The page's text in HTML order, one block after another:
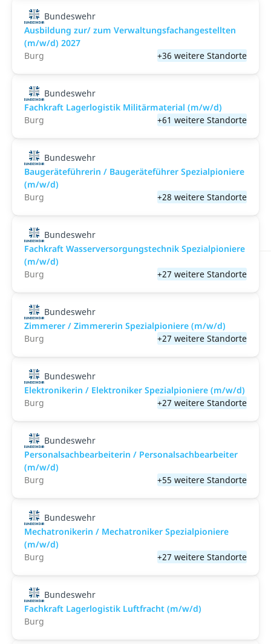
Bundeswehr
Ausbildung zur/ zum Verwaltungsfachangestellten
(m/w/d) 2027
Burg
+36 weitere Standorte
Bundeswehr
Fachkraft Lagerlogistik Militärmaterial (m/w/d)
Burg
+61 weitere Standorte
Bundeswehr
Baugeräteführerin / Baugeräteführer Spezialpioniere
(m/w/d)
Burg
+28 weitere Standorte
Bundeswehr
Fachkraft Wasserversorgungstechnik Spezialpioniere
(m/w/d)
Burg
+27 weitere Standorte
Bundeswehr
Zimmerer / Zimmererin Spezialpioniere (m/w/d)
Burg
+27 weitere Standorte
Bundeswehr
Elektronikerin / Elektroniker Spezialpioniere (m/w/d)
Burg
+27 weitere Standorte
Bundeswehr
Personalsachbearbeiterin / Personalsachbearbeiter
(m/w/d)
Burg
+55 weitere Standorte
Bundeswehr
Mechatronikerin / Mechatroniker Spezialpioniere
(m/w/d)
Burg
+27 weitere Standorte
Bundeswehr
Fachkraft Lagerlogistik Luftfracht (m/w/d)
Burg